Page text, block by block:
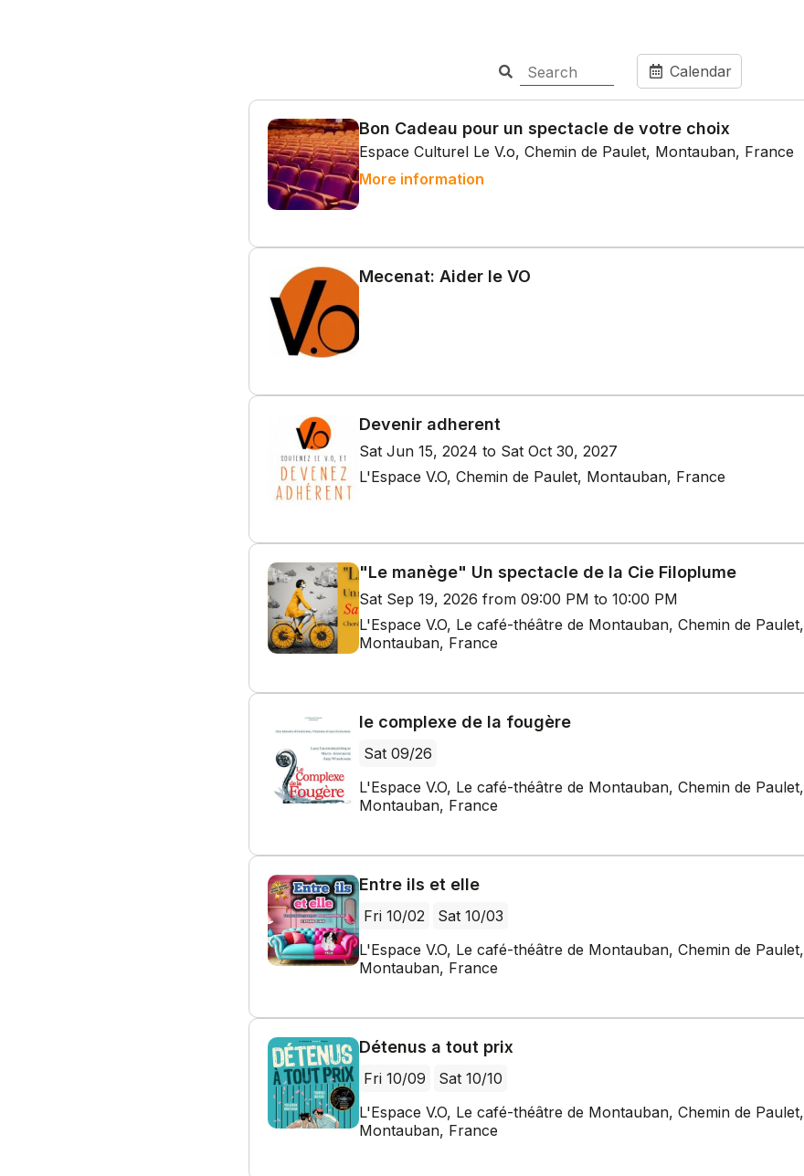
Calendar
Bon Cadeau pour un spectacle de votre choix
Espace Culturel Le V.o, Chemin de Paulet, Montauban, France
More information
Mecenat: Aider le VO
Devenir adherent
Sat Jun 15, 2024 to Sat Oct 30, 2027
L'Espace V.O, Chemin de Paulet, Montauban, France
"Le manège" Un spectacle de la Cie Filoplume
Sat Sep 19, 2026 from 09:00 PM to 10:00 PM
L'Espace V.O, Le café-théâtre de Montauban, Chemin de Paulet,
Montauban, France
le complexe de la fougère
Sat 09/26
L'Espace V.O, Le café-théâtre de Montauban, Chemin de Paulet,
Montauban, France
Entre ils et elle
Fri 10/02
Sat 10/03
L'Espace V.O, Le café-théâtre de Montauban, Chemin de Paulet,
Montauban, France
Détenus a tout prix
Fri 10/09
Sat 10/10
L'Espace V.O, Le café-théâtre de Montauban, Chemin de Paulet,
Montauban, France